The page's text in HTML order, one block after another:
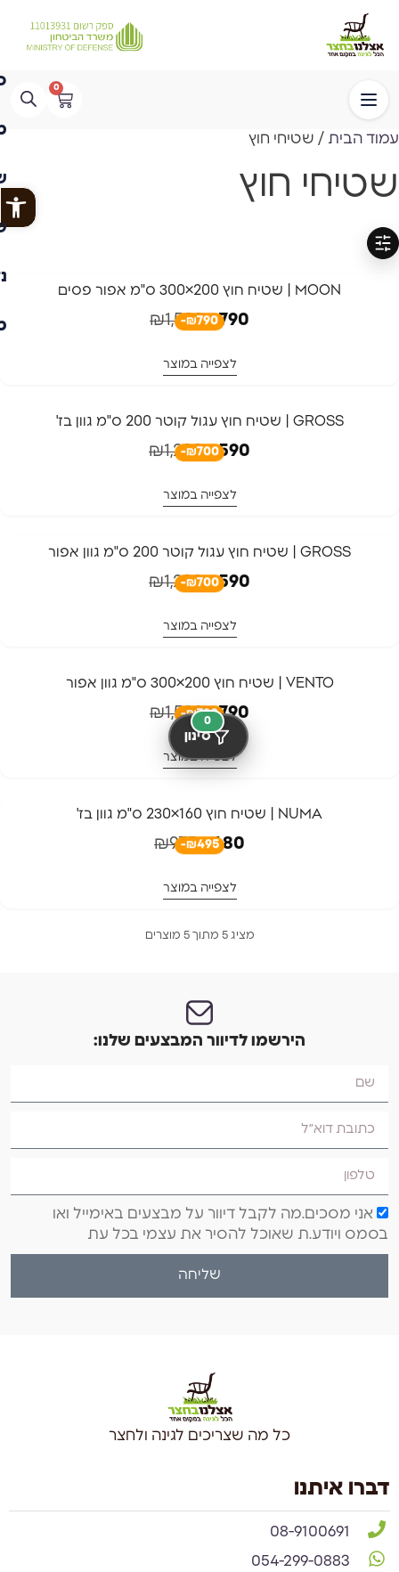
0
עמוד הבית / שטיחי חוץ
שטיחי חוץ
סינון
MOON | שטיח חוץ 200×300 ס"מ אפור פסים
₪1,580₪790
-₪790
לצפייה במוצר
GROSS | שטיח חוץ עגול קוטר 200 ס"מ גוון בז'
₪1,290₪590
-₪700
לצפייה במוצר
GROSS | שטיח חוץ עגול קוטר 200 ס"מ גוון אפור
₪1,290₪590
-₪700
לצפייה במוצר
VENTO | שטיח חוץ 200×300 ס"מ גוון אפור
₪1,580₪790
-₪790
לצפייה במוצר
NUMA | שטיח חוץ 160×230 ס"מ גוון בז'
₪975₪480
-₪495
לצפייה במוצר
מציג 5 מתוך 5 מוצרים
הירשמו לדיוור המבצעים שלנו:
אני מסכים.מה לקבל דיוור על מבצעים באימייל ואו
בסמס ויודע.ת שאוכל להסיר את עצמי בכל עת
שליחה
כל מה שצריכים לגינה ולחצר
דברו איתנו
08-9100691
054-299-0883
סינון
0